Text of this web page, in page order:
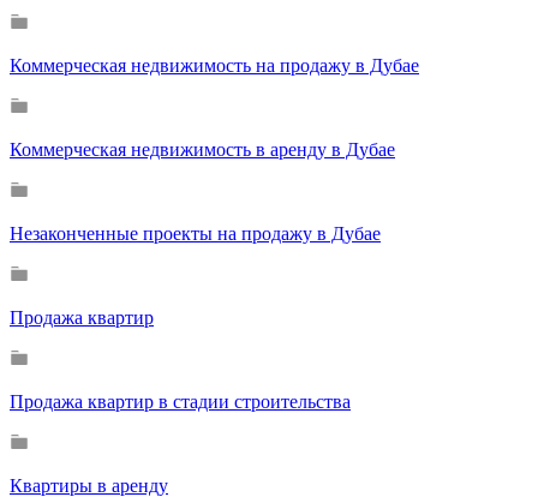
Коммерческая недвижимость на продажу в Дубае
Коммерческая недвижимость в аренду в Дубае
Незаконченные проекты на продажу в Дубае
Продажа квартир
Продажа квартир в стадии строительства
Квартиры в аренду